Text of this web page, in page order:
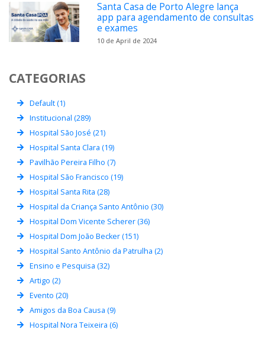
Santa Casa de Porto Alegre lança
app para agendamento de consultas
e exames
10 de April de 2024
CATEGORIAS
Default (1)
Institucional (289)
Hospital São José (21)
Hospital Santa Clara (19)
Pavilhão Pereira Filho (7)
Hospital São Francisco (19)
Hospital Santa Rita (28)
Hospital da Criança Santo Antônio (30)
Hospital Dom Vicente Scherer (36)
Hospital Dom João Becker (151)
Hospital Santo Antônio da Patrulha (2)
Ensino e Pesquisa (32)
Artigo (2)
Evento (20)
Amigos da Boa Causa (9)
Hospital Nora Teixeira (6)